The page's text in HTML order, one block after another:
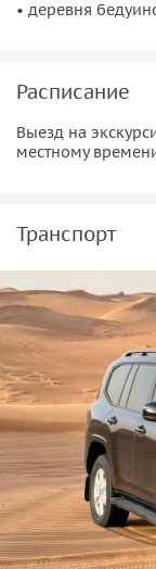
Оплатить
На сафари
отдельным
Дети до
сафари
местные.
Во время
танец живота.
• деревня
Расписание
Выезд на
местному
Транспорт